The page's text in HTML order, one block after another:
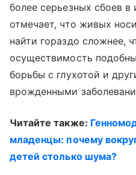
более серьезных сбоев
отмечает, что живых
найти гораздо сложнее,
осуществимость
борьбы с глухотой и
врожденными
Читайте также:
младенцы: почему
детей столько шума?